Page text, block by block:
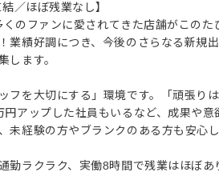
／ほぼ残業なし】
のファンに愛されてきた店舗がこの
業績好調につき、今後のさらなる新規
します。
フを大切にする」環境です。「頑張り
アップした社員もいるなど、成果や
未経験の方やブランクのある方も安心
勤ラクラク、実働8時間で残業はほぼ